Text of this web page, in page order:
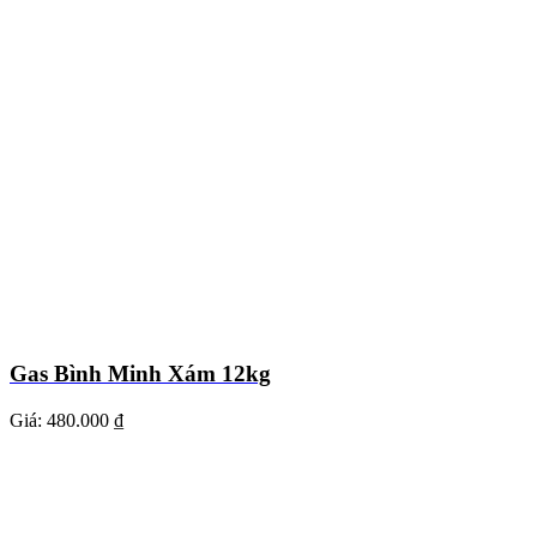
Gas Bình Minh Xám 12kg
Giá: 480.000 ₫